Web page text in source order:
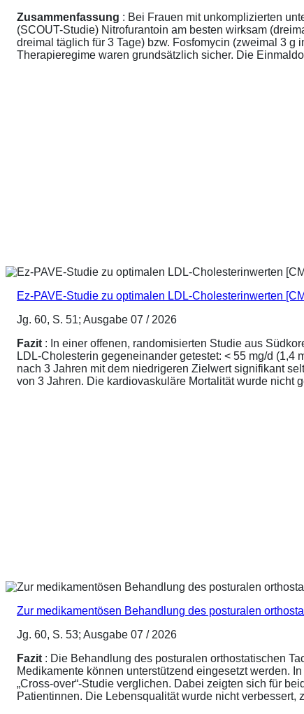
Zusammenfassung : Bei Frauen mit unkomplizierten
(SCOUT-Studie) Nitrofurantoin am besten wirksam
dreimal täglich für 3 Tage) bzw. Fosfomycin (zweimal 3
Therapieregime waren grundsätzlich sicher. Die
Ez-PAVE-Studie zu optimalen LDL-Cholesterinwerten
Jg. 60, S. 51; Ausgabe 07 / 2026
Fazit : In einer offenen, randomisierten Studie aus
LDL-Cholesterin gegeneinander getestet: < 55 mg/d
nach 3 Jahren mit dem niedrigeren Zielwert signifikant
von 3 Jahren. Die kardiovaskuläre Mortalität wurde nicht
Zur medikamentösen Behandlung des posturalen
Jg. 60, S. 53; Ausgabe 07 / 2026
Fazit : Die Behandlung des posturalen orthostatischen
Medikamente können unterstützend eingesetzt werden.
„Cross-over“-Studie verglichen. Dabei zeigten sich für
Patientinnen. Die Lebensqualität wurde nicht